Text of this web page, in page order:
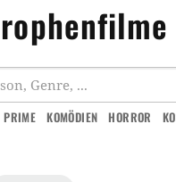
PRIME KOMÖDIEN HORROR